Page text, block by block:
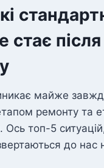
стає після
майже
ремонту та
топ-5
до нас